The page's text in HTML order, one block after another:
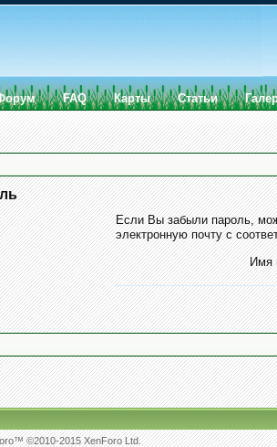
Если Вы забыли пароль,
электронную почту с
Имя
FAQ Карты Статьи
©2010-2015 XenForo Ltd.